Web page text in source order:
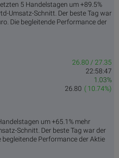
5 Handelstagen um +89.5%
Umsatz-Schnitt. Der beste Tag war
Die begleitende Performance der
26.80 / 27.35
22:58:47
1.03%
( 10.74%)
26.80
um +65.1% mehr
Schnitt. Der beste Tag war der
begleitende Performance der Aktie